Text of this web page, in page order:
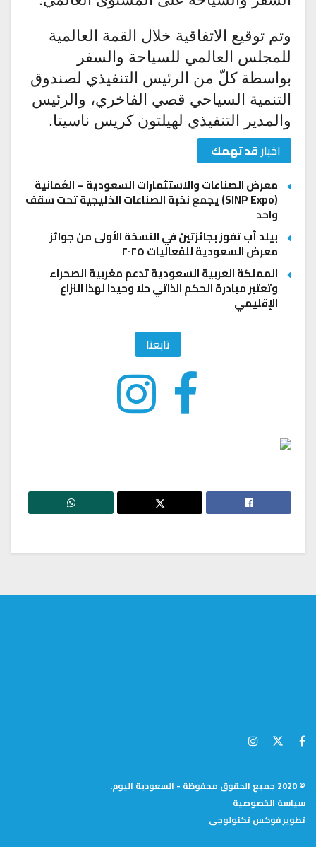
وتم توقيع الاتفاقية خلال القمة العالمية
للمجلس العالمي للسياحة والسفر
بواسطة كلّ من الرئيس التنفيذي لصندوق
التنمية السياحي قصي الفاخري، والرئيس
والمدير التنفيذي لهيلتون كريس ناسيتا.
اخبارقد تهمك
معرض الصناعات والاستثمارات السعودية – العُمانية
(SINP Expo) يجمع نخبة الصناعات الخليجية تحت سقف
واحد
بيلد أب تفوز بجائزتين في النسخة الأولى من جوائز
معرض السعودية للفعاليات ٢٠٢٥
المملكة العربية السعودية تدعم مغربية الصحراء
وتعتبر مبادرة الحكم الذاتي حلا وحيدا لهذا النزاع
الإقليمي
تابعنا
© 2020 جميع الحقوق محفوظة - السعودية اليوم.
سياسة الخصوصية
تطويرفوكس تكنولوجى